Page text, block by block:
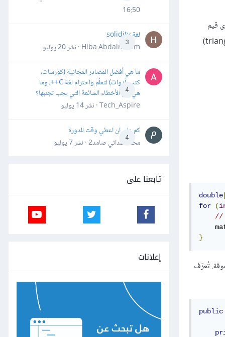
أي يُمكِننا أن نُخزِّن البيانات بمصفوفة مُثلثة (triangular array)
double
for
(
}
تُعرِّف
public
16:50
3
لغة solidity
Hiba Abdalrheem · نشر
20 يوليو
4
ما هي أفضل المصادر المجانية (كورسات،
كتب، أدوات) لتعلّم واحترام لغة C++، وما
هي أهم الأخطاء الشائعة التي يجب تجنبها؟
Tech_Aspire · نشر
14 يوليو
4
كم علي ان اعطي وقت للدورة
محمد سداتي صامد2 · نشر
7 يوليو
تابعنا على
إعلانات